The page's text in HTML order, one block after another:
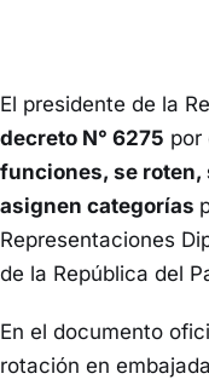
El presidente de la
decreto N° 6275 por
funciones, se roten,
asignen categorías
Representaciones
de la República del
En el documento
rotación en